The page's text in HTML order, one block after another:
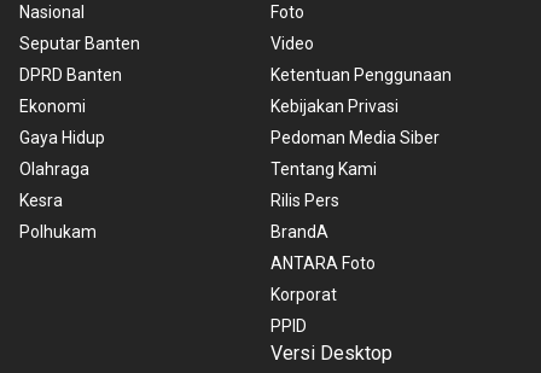
Nasional
Seputar Banten
DPRD Banten
Ekonomi
Gaya Hidup
Olahraga
Kesra
Polhukam
Foto
Video
Ketentuan Penggunaan
Kebijakan Privasi
Pedoman Media Siber
Tentang Kami
Rilis Pers
BrandA
ANTARA Foto
Korporat
PPID
Versi Desktop